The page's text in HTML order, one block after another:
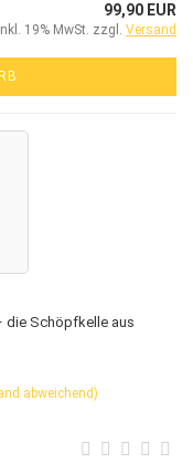
99,90 EUR
19% MwSt. zzgl. Versand
die Schöpfkelle aus
abweichend)